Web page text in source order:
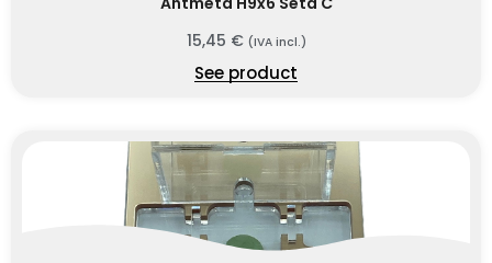
15,45 € (IVA incl.)
See product